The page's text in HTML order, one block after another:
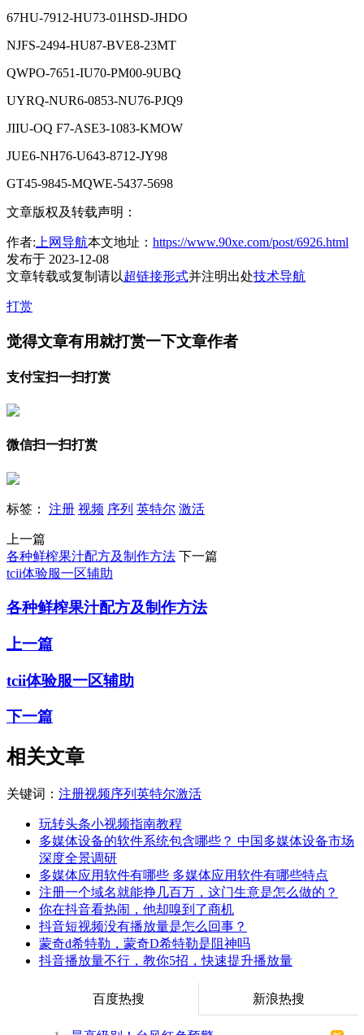
67HU-7912-HU73-01HSD-JHDO
NJFS-2494-HU87-BVE8-23MT
QWPO-7651-IU70-PM00-9UBQ
UYRQ-NUR6-0853-NU76-PJQ9
JIIU-OQ F7-ASE3-1083-KMOW
JUE6-NH76-U643-8712-JY98
GT45-9845-MQWE-5437-5698
文章版权及转载声明：
作者: 上网导航本文地址： https://www.90xe.com/post/6926.html
发布于 2023-12-08
文章转载或复制请以超链接形式并注明出处技术导航
打赏
觉得文章有用就打赏一下文章作者
支付宝扫一扫打赏
微信扫一扫打赏
标签： 注册 视频 序列 英特尔 激活
上一篇
各种鲜榨果汁配方及制作方法 下一篇
tcii体验服一区辅助
各种鲜榨果汁配方及制作方法
上一篇
tcii体验服一区辅助
下一篇
相关文章
关键词： 注册视频序列 英特尔激活
玩转头条小视频指南教程
多媒体设备的软件系统包含哪些？ 中国多媒体设备市场
深度全景调研
多媒体应用软件有哪些 多媒体应用软件有哪些特点
注册一个域名就能挣几百万，这门生意是怎么做的？
你在抖音看热闹，他却嗅到了商机
抖音短视频没有播放量是怎么回事？
蒙奇d希特勒，蒙奇D希特勒是阻神吗
抖音播放量不行，教你5招，快速提升播放量
百度热搜 新浪热搜